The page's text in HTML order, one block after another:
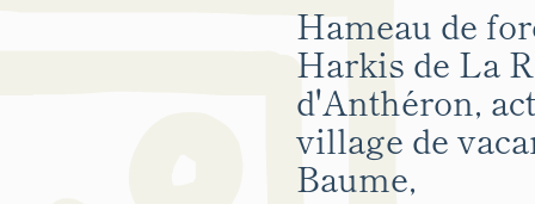
Hameau de
Harkis de La
d'Anthéron,
village de
Baume,